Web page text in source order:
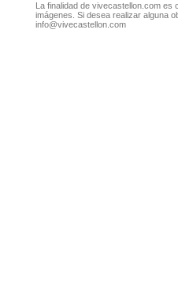
La finalidad de vivecastellon.com
imágenes. Si desea realizar alguna
info@vivecastellon.com